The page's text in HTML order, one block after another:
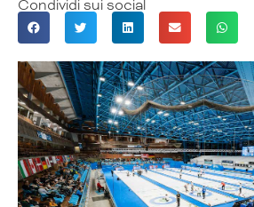
Condividi sui social